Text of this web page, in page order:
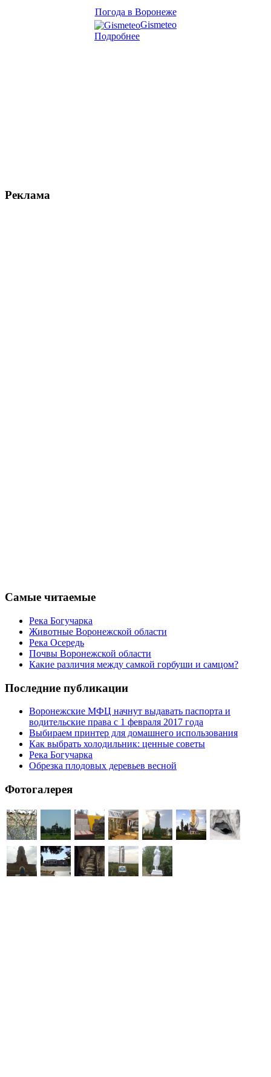
Погода в Воронеже
Gismeteo
Подробнее
Реклама
Самые читаемые
Река Богучарка
Животные Воронежской области
Река Осередь
Почвы Воронежской области
Какие различия между самкой горбуши и самцом?
Последние публикации
Воронежские МФЦ начнут выдавать паспорта и
водительские права с 1 февраля 2017 года
Выбираем принтер для домашнего использования
Как выбрать холодильник: ценные советы
Река Богучарка
Обрезка плодовых деревьев весной
Фотогалерея